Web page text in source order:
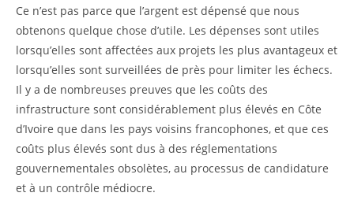
Ce n’est pas parce que l’argent est dépensé que nous
obtenons quelque chose d’utile. Les dépenses sont utiles
lorsqu’elles sont affectées aux projets les plus avantageux et
lorsqu’elles sont surveillées de près pour limiter les échecs.
Il y a de nombreuses preuves que les coûts des
infrastructure sont considérablement plus élevés en Côte
d’Ivoire que dans les pays voisins francophones, et que ces
coûts plus élevés sont dus à des réglementations
gouvernementales obsolètes, au processus de candidature
et à un contrôle médiocre.